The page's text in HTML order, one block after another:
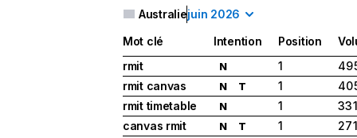
Australiejuin 2026
Mot clé Intention Position
rmit
N 1
49
rmit canvas
N T 1
40
rmit timetable
N 1
33
canvas rmit
N T 1
27